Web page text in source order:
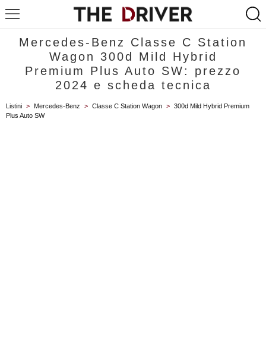
Mercedes-Benz Classe C Station
Wagon 300d Mild Hybrid
Premium Plus Auto SW: prezzo
2024 e scheda tecnica
Listini > Mercedes-Benz > Classe C Station Wagon > 300d Mild Hybrid Premium
Plus Auto SW